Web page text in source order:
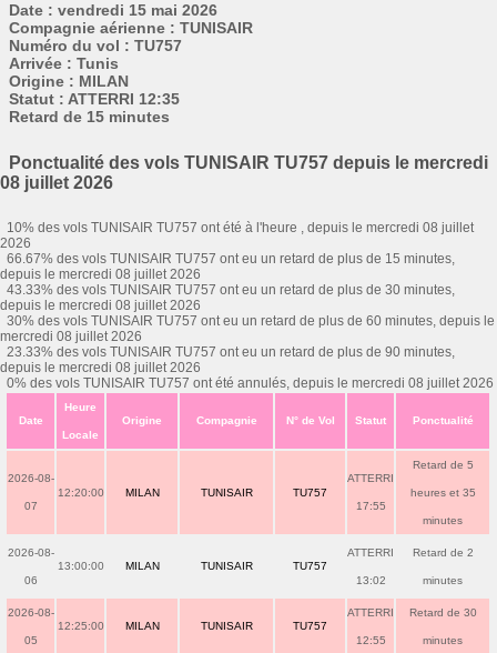
Date : vendredi 15 mai 2026
Compagnie aérienne : TUNISAIR
Numéro du vol : TU757
Arrivée : Tunis
Origine : MILAN
Statut : ATTERRI 12:35
Retard de 15 minutes
Ponctualité des vols TUNISAIR TU757 depuis le mercredi
08 juillet 2026
10% des vols TUNISAIR TU757 ont été à l'heure , depuis le mercredi 08 juillet
2026
66.67% des vols TUNISAIR TU757 ont eu un retard de plus de 15 minutes,
depuis le mercredi 08 juillet 2026
43.33% des vols TUNISAIR TU757 ont eu un retard de plus de 30 minutes,
depuis le mercredi 08 juillet 2026
30% des vols TUNISAIR TU757 ont eu un retard de plus de 60 minutes, depuis le
mercredi 08 juillet 2026
23.33% des vols TUNISAIR TU757 ont eu un retard de plus de 90 minutes,
depuis le mercredi 08 juillet 2026
0% des vols TUNISAIR TU757 ont été annulés, depuis le mercredi 08 juillet 2026
Date
Heure
Locale
Origine Compagnie N° de Vol Statut Ponctualité
2026-08-
07
12:20:00 MILAN TUNISAIR TU757
ATTERRI
17:55
Retard de 5
heures et 35
minutes
2026-08-
06
13:00:00 MILAN TUNISAIR TU757
ATTERRI
13:02
Retard de 2
minutes
2026-08-
05
12:25:00 MILAN TUNISAIR TU757
ATTERRI
12:55
Retard de 30
minutes